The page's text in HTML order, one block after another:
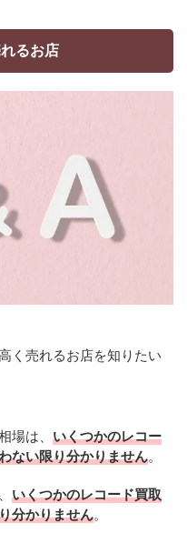
るお店
く売れるお店を知りたい
場は、 いくつかのレコー
ない限り分かりません。
いくつかのレコード買取
分かりません。